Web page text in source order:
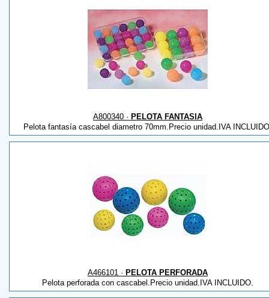
A800340 · PELOTA FANTASIA
Pelota fantasía cascabel diametro 70mm.Precio unidad.IVA
A466101 · PELOTA PERFORADA
Pelota perforada con cascabel.Precio unidad.IVA INCLUIDO.